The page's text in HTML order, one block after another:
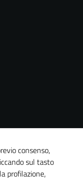
consenso,
sul tasto
profilazione,